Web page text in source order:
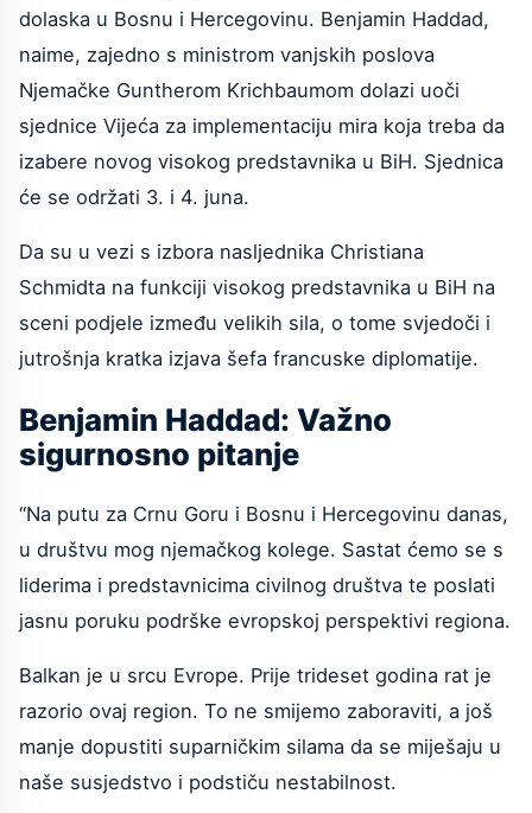
dolaska u Bosnu i Hercegovinu. Benjamin Haddad,
naime, zajedno s ministrom vanjskih poslova
Njemačke Guntherom Krichbaumom dolazi uoči
sjednice Vijeća za implementaciju mira koja treba da
izabere novog visokog predstavnika u BiH. Sjednica
će se održati 3. i 4. juna.
Da su u vezi s izbora nasljednika Christiana
Schmidta na funkciji visokog predstavnika u BiH na
sceni podjele između velikih sila, o tome svjedoči i
jutrošnja kratka izjava šefa francuske diplomatije.
Benjamin Haddad: Važno
sigurnosno pitanje
“Na putu za Crnu Goru i Bosnu i Hercegovinu danas,
u društvu mog njemačkog kolege. Sastat ćemo se s
liderima i predstavnicima civilnog društva te poslati
jasnu poruku podrške evropskoj perspektivi regiona.
Balkan je u srcu Evrope. Prije trideset godina rat je
razorio ovaj region. To ne smijemo zaboraviti, a još
manje dopustiti suparničkim silama da se miješaju u
naše susjedstvo i podstiču nestabilnost.